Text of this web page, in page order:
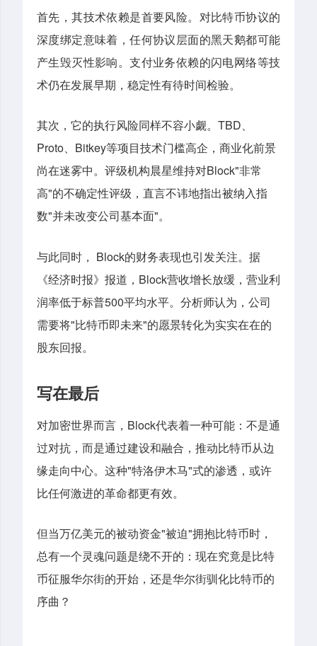
首先，其技术依赖是首要风险。对比特币协议的
深度绑定意味着，任何协议层面的黑天鹅都可能
产生毁灭性影响。支付业务依赖的闪电网络等技
术仍在发展早期，稳定性有待时间检验。
其次，它的执行风险同样不容小觑。 TBD、
Proto、 Bitkey等项目技术门槛高企，商业化前景
尚在迷雾中。评级机构晨星维持对Block"非常
高"的不确定性评级，直言不讳地指出被纳入指
数"并未改变公司基本面"。
与此同时， Block的财务表现也引发关注。据
《经济时报》报道， Block营收增长放缓，营业利
润率低于标普500平均水平。分析师认为，公司
需要将"比特币即未来"的愿景转化为实实在在的
股东回报。
写在最后
对加密世界而言， Block代表着一种可能：不是通
过对抗，而是通过建设和融合，推动比特币从边
缘走向中心。这种"特洛伊木马"式的渗透，或许
比任何激进的革命都更有效。
但当万亿美元的被动资金"被迫"拥抱比特币时，
总有一个灵魂问题是绕不开的：现在究竟是比特
币征服华尔街的开始，还是华尔街驯化比特币的
序曲？